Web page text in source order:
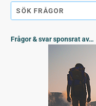
Frågor & svar sponsrat av…